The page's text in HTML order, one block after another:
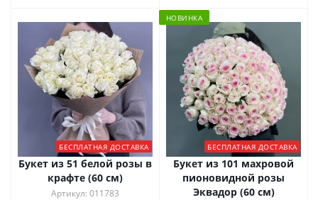
БЕСПЛАТНАЯ ДОСТАВКА
Букет из 51 белой розы в
крафте (60 см)
Артикул: 011783
НОВИНКА
БЕСПЛАТНАЯ ДОСТАВКА
Букет из 101 махровой
пионовидной розы
Эквадор (60 см)